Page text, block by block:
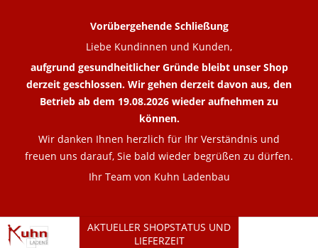
AKTUELLER SHOPSTATUS UND
LIEFERZEIT
Vorübergehende Schließung
Liebe Kundinnen und Kunden,
aufgrund gesundheitlicher Gründe bleibt unser Shop
derzeit geschlossen. Wir gehen derzeit davon aus, den
Betrieb ab dem 19.08.2026 wieder aufnehmen zu
können.
Wir danken Ihnen herzlich für Ihr Verständnis und
freuen uns darauf, Sie bald wieder begrüßen zu dürfen.
Ihr Team von Kuhn Ladenbau